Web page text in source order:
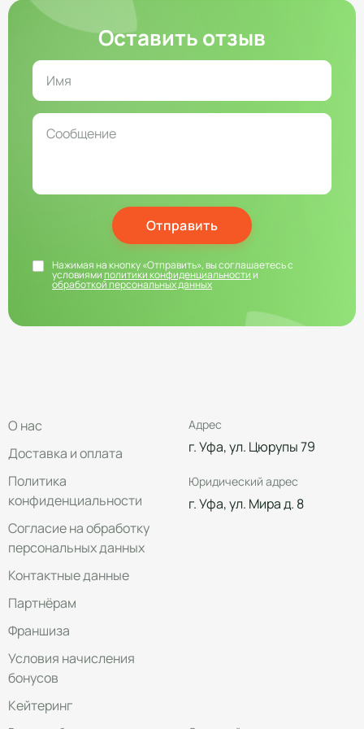
Оставить отзыв
Отправить
Нажимая на кнопку «Отправить», вы соглашаетесь с
условиямиполитики конфиденциальностии
обработкой персональных данных
О нас
Доставка и оплата
Политика
конфиденциальности
Согласие на обработку
персональных данных
Контактные данные
Партнёрам
Франшиза
Условия начисления
бонусов
Кейтеринг
Адрес
г. Уфа, ул. Цюрупы 79
Юридический адрес
г. Уфа, ул. Мира д. 8